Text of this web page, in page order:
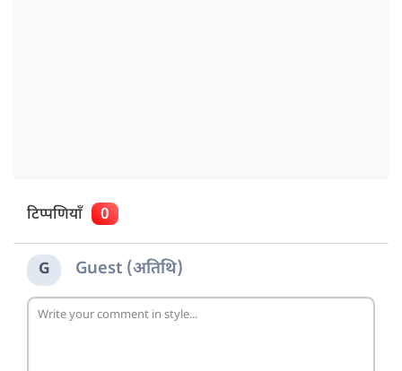
टिप्पणियाँ 0
G Guest (अतिथि)